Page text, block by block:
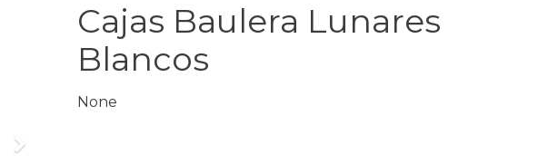
Cajas Baulera Lunares
Blancos
None